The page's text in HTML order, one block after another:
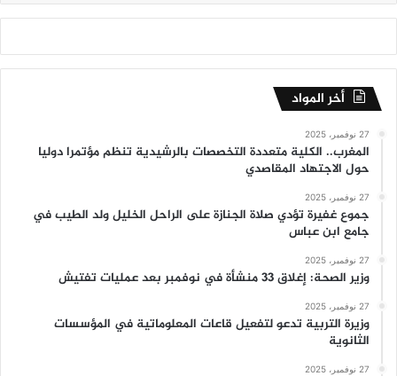
أخر المواد
27 نوفمبر، 2025
المغرب.. الكلية متعددة التخصصات بالرشيدية تنظم مؤتمرا دوليا
حول الاجتهاد المقاصدي
27 نوفمبر، 2025
جموع غفيرة تؤدي صلاة الجنازة على الراحل الخليل ولد الطيب في
جامع ابن عباس
27 نوفمبر، 2025
وزير الصحة: إغلاق 33 منشأة في نوفمبر بعد عمليات تفتيش
27 نوفمبر، 2025
وزيرة التربية تدعو لتفعيل قاعات المعلوماتية في المؤسسات
الثانوية
27 نوفمبر، 2025